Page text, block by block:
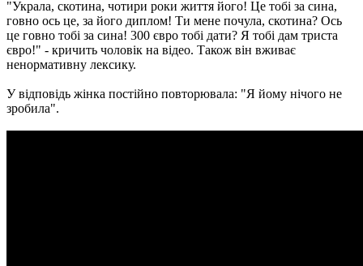
"Украла, скотина, чотири роки життя його! Це тобі за сина,
говно ось це, за його диплом! Ти мене почула, скотина? Ось
це говно тобі за сина! 300 євро тобі дати? Я тобі дам триста
євро!" - кричить чоловік на відео. Також він вживає
ненормативну лексику.
У відповідь жінка постійно повторювала: "Я йому нічого не
зробила".